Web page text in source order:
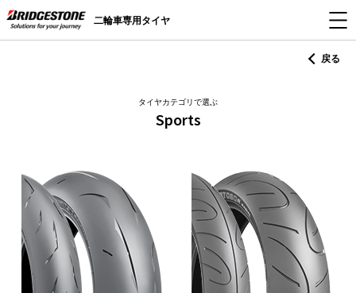
二輪車専用タイヤ
戻る
タイヤカテゴリで選ぶ
Sports